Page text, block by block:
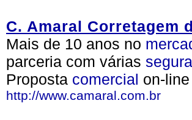
C. Amaral Corretagem
Mais de 10 anos no
parceria com várias
Proposta comercial on-
http://www.camaral.com.br